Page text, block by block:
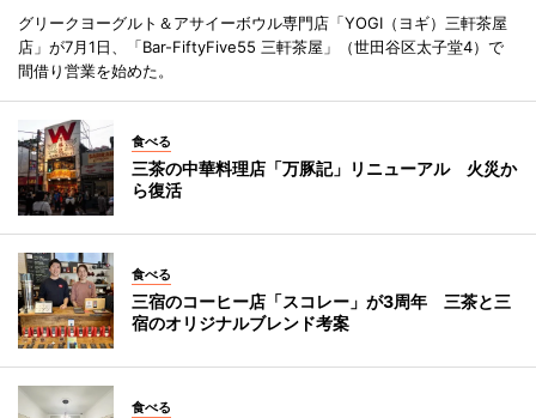
グリークヨーグルト＆アサイーボウル専門店「YOGI（ヨギ）三軒茶屋
店」が7月1日、「Bar-FiftyFive55 三軒茶屋」（世田谷区太子堂4）で
間借り営業を始めた。
食べる
三茶の中華料理店「万豚記」リニューアル 火災か
ら復活
食べる
三宿のコーヒー店「スコレー」が3周年 三茶と三
宿のオリジナルブレンド考案
食べる